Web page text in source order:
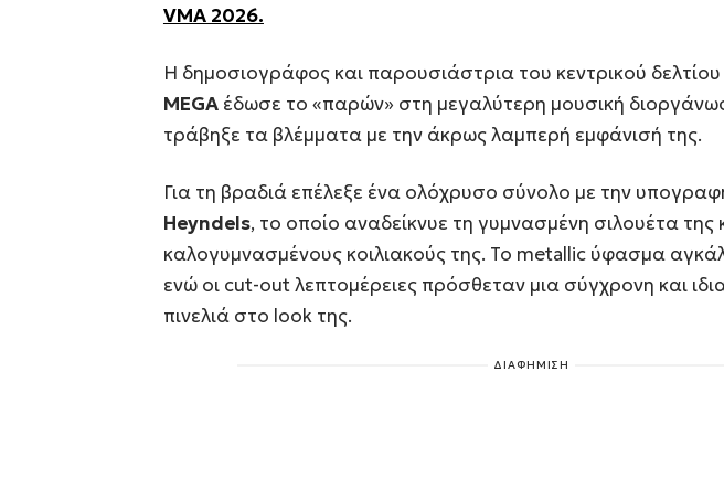
VMA 2026.
Η δημοσιογράφος και παρουσιάστρια του κεντρικού
MEGAέδωσε το «παρών» στη μεγαλύτερη μουσική
τράβηξε τα βλέμματα με την άκρως λαμπερή εμφάνισή της.
Για τη βραδιά επέλεξε ένα ολόχρυσο σύνολο με την
Heyndels, το οποίο αναδείκνυε τη γυμνασμένη σιλουέτα της
καλογυμνασμένους κοιλιακούς της. Το metallic ύφασμα
ενώ οι cut-out λεπτομέρειες πρόσθεταν μια σύγχρονη και
πινελιά στο look της.
ΔΙΑΦΗΜΙΣΗ